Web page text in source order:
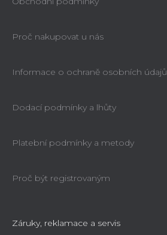
Proč nakupovat u nás
Informace o ochraně osobních údajů
Dodací podmínky a lhůty
Platební podmínky a metody
Proč být registrovaným
Záruky, reklamace a servis